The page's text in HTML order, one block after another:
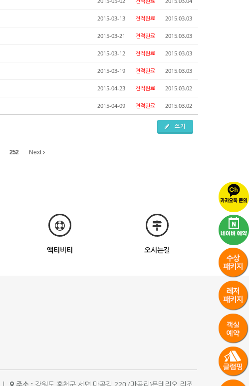
2015-03-13 견적완료 2015.03.03
2015-03-21 견적완료 2015.03.03
2015-03-12 견적완료 2015.03.03
2015-03-19 견적완료 2015.03.03
2015-04-23 견적완료 2015.03.02
2015-04-09 견적완료 2015.03.02
쓰기
252 Next
액티비티 오시는길